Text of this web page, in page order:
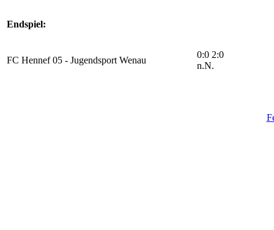
Endspiel:
FC Hennef 05 - Jugendsport Wenau
0:0 2:0
n.N.